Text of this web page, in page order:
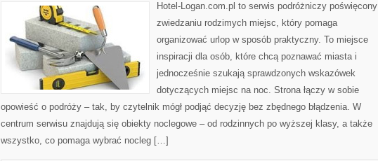
3
FRIENDLY)
Hotel-Logan.com.pl to serwis podróżniczy poświęcony
zwiedzaniu rodzimych miejsc, który pomaga
organizować urlop w sposób praktyczny. To miejsce
inspiracji dla osób, które chcą poznawać miasta i
jednocześnie szukają sprawdzonych wskazówek
dotyczących miejsc na noc. Strona łączy w sobie
opowieść o podróży – tak, by czytelnik mógł podjąć decyzję bez zbędnego błądzenia. W
centrum serwisu znajdują się obiekty noclegowe – od rodzinnych po wyższej klasy, a także
wszystko, co pomaga wybrać nocleg […]